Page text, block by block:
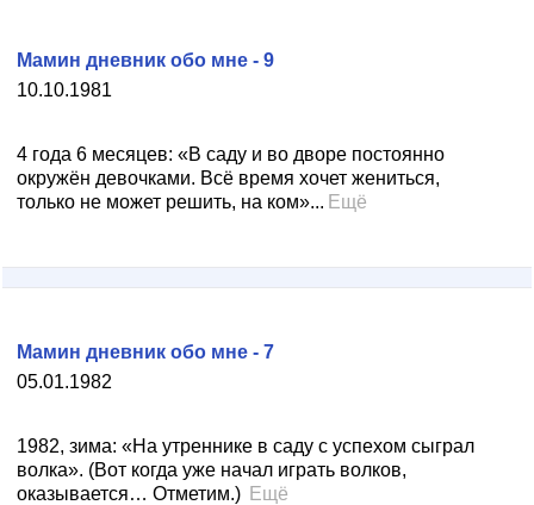
10.10.1981
Мамин дневник обо мне - 9
4 года 6 месяцев: «В саду и во дворе постоянно
окружён девочками. Всё время хочет жениться,
только не может решить, на ком»... Ещё
05.01.1982
Мамин дневник обо мне - 7
1982, зима: «На утреннике в саду с успехом сыграл
волка». (Вот когда уже начал играть волков,
оказывается… Отметим.) Ещё